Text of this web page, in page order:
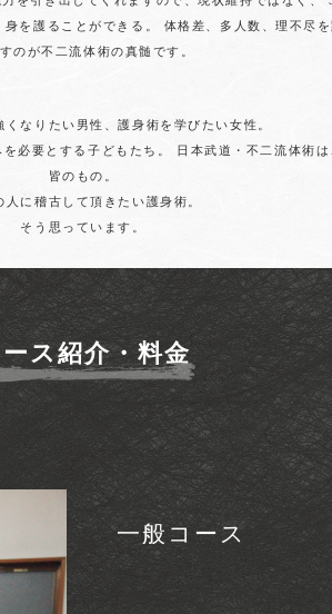
を護ることができる。
体格差、多人数、理不尽
のが不二流体術の真髄です。
くなりたい男性、護身術を学びたい女性。
必要とする子どもたち。
日本武道・不二流体術
皆のもの。
人に稽古して頂きたい護身術。
そう思っています。
ース紹介・料金
一般コース